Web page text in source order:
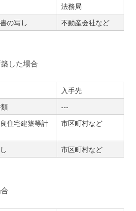
法務局
の写し
不動産会社など
した場合
入手先
---
住宅建築等計
市区町村など
市区町村など